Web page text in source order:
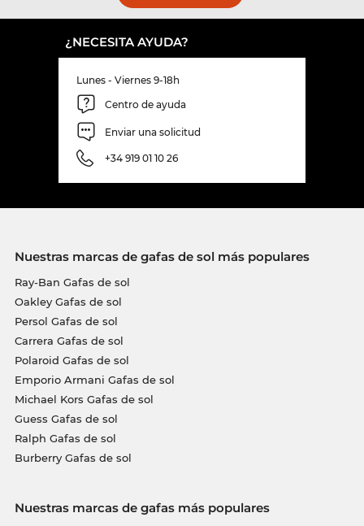
¿NECESITA AYUDA?
Lunes - Viernes 9-18h
Centro de ayuda
Enviar una solicitud
+34 919 01 10 26
Nuestras marcas de gafas de sol más populares
Ray-Ban Gafas de sol
Oakley Gafas de sol
Persol Gafas de sol
Carrera Gafas de sol
Polaroid Gafas de sol
Emporio Armani Gafas de sol
Michael Kors Gafas de sol
Guess Gafas de sol
Ralph Gafas de sol
Burberry Gafas de sol
Nuestras marcas de gafas más populares